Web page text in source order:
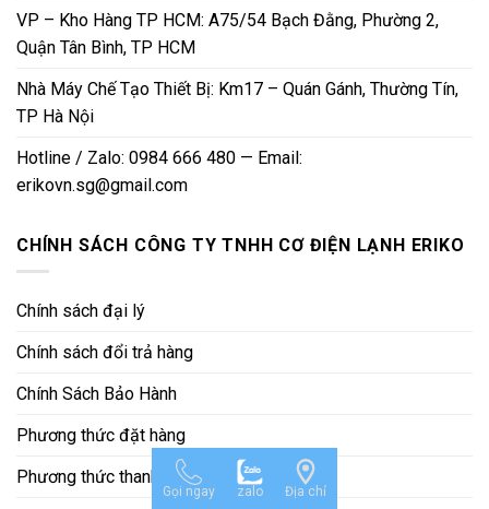
VP – Kho Hàng TP HCM: A75/54 Bạch Đằng, Phường 2,
Quận Tân Bình, TP HCM
Nhà Máy Chế Tạo Thiết Bị: Km17 – Quán Gánh, Thường Tín,
TP Hà Nội
Hotline / Zalo: 0984 666 480 — Email:
erikovn.sg@gmail.com
CHÍNH SÁCH CÔNG TY TNHH CƠ ĐIỆN LẠNH ERIKO
Chính sách đại lý
Chính sách đổi trả hàng
Chính Sách Bảo Hành
Phương thức đặt hàng
Phương thức thanh toán
Gọi ngay zalo Địa chỉ